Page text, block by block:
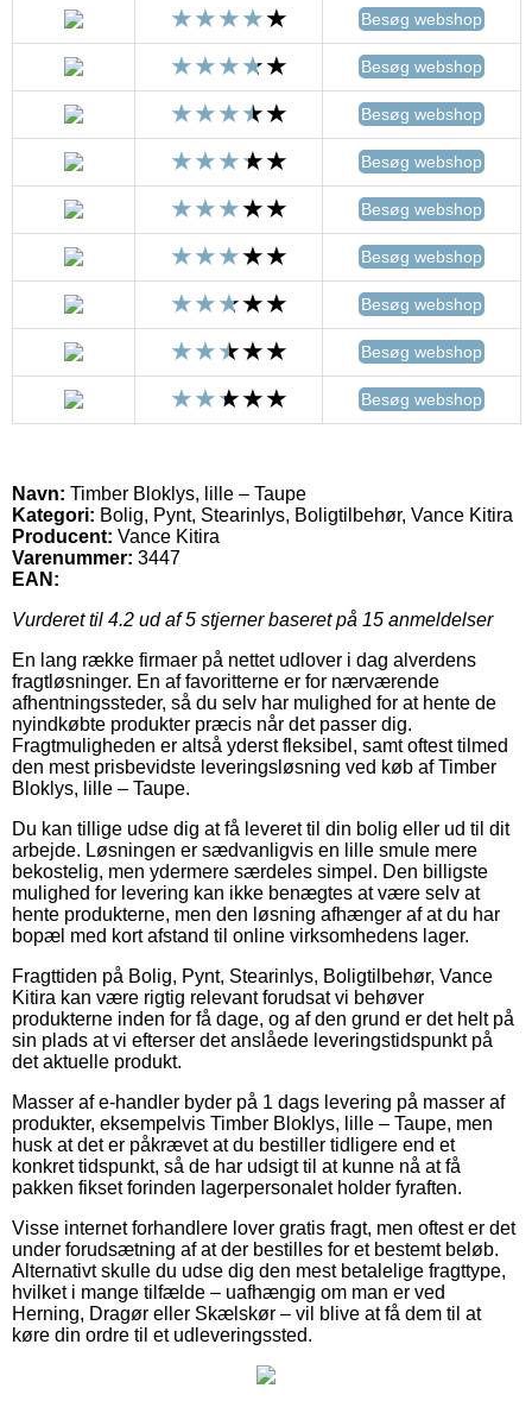
Besøg webshop
Besøg webshop
Besøg webshop
Besøg webshop
Besøg webshop
Besøg webshop
Besøg webshop
Besøg webshop
Besøg webshop
Navn: Timber Bloklys, lille – Taupe
Kategori: Bolig, Pynt, Stearinlys, Boligtilbehør, Vance Kitira
Producent: Vance Kitira
Varenummer: 3447
EAN:
Vurderet til 4.2 ud af 5 stjerner baseret på 15 anmeldelser
En lang række firmaer på nettet udlover i dag alverdens
fragtløsninger. En af favoritterne er for nærværende
afhentningssteder, så du selv har mulighed for at hente de
nyindkøbte produkter præcis når det passer dig.
Fragtmuligheden er altså yderst fleksibel, samt oftest tilmed
den mest prisbevidste leveringsløsning ved køb af Timber
Bloklys, lille – Taupe.
Du kan tillige udse dig at få leveret til din bolig eller ud til dit
arbejde. Løsningen er sædvanligvis en lille smule mere
bekostelig, men ydermere særdeles simpel. Den billigste
mulighed for levering kan ikke benægtes at være selv at
hente produkterne, men den løsning afhænger af at du har
bopæl med kort afstand til online virksomhedens lager.
Fragttiden på Bolig, Pynt, Stearinlys, Boligtilbehør, Vance
Kitira kan være rigtig relevant forudsat vi behøver
produkterne inden for få dage, og af den grund er det helt på
sin plads at vi efterser det anslåede leveringstidspunkt på
det aktuelle produkt.
Masser af e-handler byder på 1 dags levering på masser af
produkter, eksempelvis Timber Bloklys, lille – Taupe, men
husk at det er påkrævet at du bestiller tidligere end et
konkret tidspunkt, så de har udsigt til at kunne nå at få
pakken fikset forinden lagerpersonalet holder fyraften.
Visse internet forhandlere lover gratis fragt, men oftest er det
under forudsætning af at der bestilles for et bestemt beløb.
Alternativt skulle du udse dig den mest betalelige fragttype,
hvilket i mange tilfælde – uafhængig om man er ved
Herning, Dragør eller Skælskør – vil blive at få dem til at
køre din ordre til et udleveringssted.